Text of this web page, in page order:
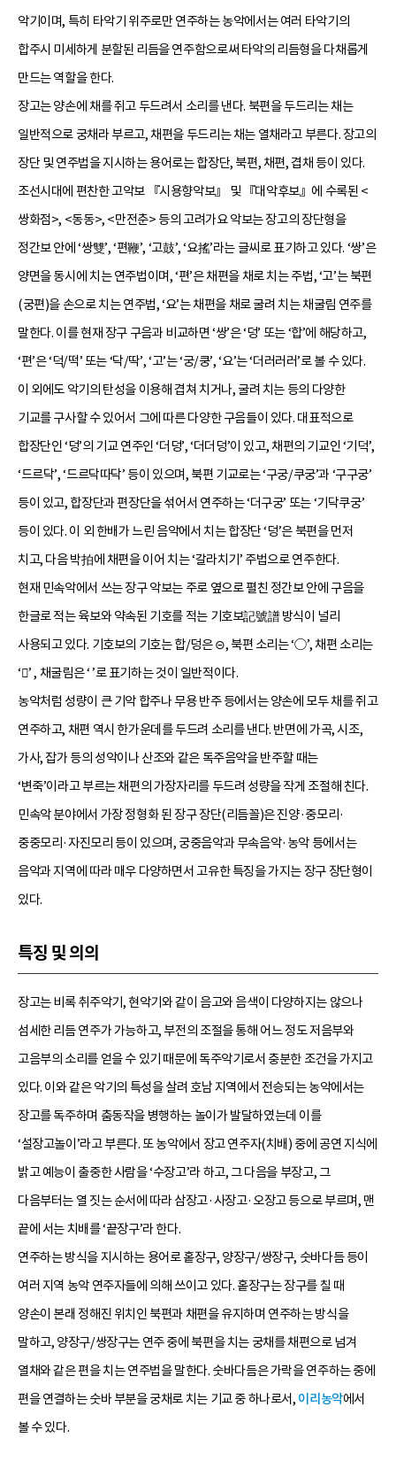
악기이며, 특히 타악기 위주로만 연주하는 농악에서는 여러 타악기의
합주시 미세하게 분할된 리듬을 연주함으로써 타악의 리듬형을 다채롭게
만드는 역할을 한다.
장고는 양손에 채를 쥐고 두드려서 소리를 낸다. 북편을 두드리는 채는
일반적으로 궁채라 부르고, 채편을 두드리는 채는 열채라고 부른다. 장고의
장단 및 연주법을 지시하는 용어로는 합장단, 북편, 채편, 겹채 등이 있다.
조선시대에 편찬한 고악보 『시용향악보』 및 『대악후보』에 수록된 <
쌍화점>, <동동>, <만전춘> 등의 고려가요 악보는 장고의 장단형을
정간보 안에 ‘쌍雙’, ‘편鞭’, ‘고鼓’, ‘요搖’라는 글씨로 표기하고 있다. ‘쌍’은
양면을 동시에 치는 연주법이며, ‘편’은 채편을 채로 치는 주법, ‘고’는 북편
(궁편)을 손으로 치는 연주법, ‘요’는 채편을 채로 굴려 치는 채굴림 연주를
말한다. 이를 현재 장구 구음과 비교하면 ‘쌍’은 ‘덩’ 또는 ‘합’에 해당하고,
‘편’은 ‘덕/떡’ 또는 ‘닥/딱’, ‘고’는 ‘궁/쿵’, ‘요’는 ‘더러러러’로 볼 수 있다.
이 외에도 악기의 탄성을 이용해 겹쳐 치거나, 굴려 치는 등의 다양한
기교를 구사할 수 있어서 그에 따른 다양한 구음들이 있다. 대표적으로
합장단인 ‘덩’의 기교 연주인 ‘더덩’, ‘더더덩’이 있고, 채편의 기교인 ‘기덕’,
‘드르닥’, ‘드르닥따닥’ 등이 있으며, 북편 기교로는 ‘구궁/쿠궁’과 ‘구구궁’
등이 있고, 합장단과 편장단을 섞어서 연주하는 ‘더구궁’ 또는 ‘기닥쿠궁’
등이 있다. 이 외 한배가 느린 음악에서 치는 합장단 ‘덩’은 북편을 먼저
치고, 다음 박拍에 채편을 이어 치는 ‘갈라치기’ 주법으로 연주한다.
현재 민속악에서 쓰는 장구 악보는 주로 옆으로 펼친 정간보 안에 구음을
한글로 적는 육보와 약속된 기호를 적는 기호보記號譜 방식이 널리
사용되고 있다. 기호보의 기호는 합/덩은 ⊝, 북편 소리는 ‘○’, 채편 소리는
‘󰠾’ , 채굴림은 ‘ ’로 표기하는 것이 일반적이다.
농악처럼 성량이 큰 기악 합주나 무용 반주 등에서는 양손에 모두 채를 쥐고
연주하고, 채편 역시 한가운데를 두드려 소리를 낸다. 반면에 가곡, 시조,
가사, 잡가 등의 성악이나 산조와 같은 독주음악을 반주할 때는
‘변죽’이라고 부르는 채편의 가장자리를 두드려 성량을 작게 조절해 친다.
민속악 분야에서 가장 정형화 된 장구 장단(리듬꼴)은 진양·중모리·
중중모리·자진모리 등이 있으며, 궁중음악과 무속음악·농악 등에서는
음악과 지역에 따라 매우 다양하면서 고유한 특징을 가지는 장구 장단형이
있다.
특징 및 의의
장고는 비록 취주악기, 현악기와 같이 음고와 음색이 다양하지는 않으나
섬세한 리듬 연주가 가능하고, 부전의 조절을 통해 어느 정도 저음부와
고음부의 소리를 얻을 수 있기 때문에 독주악기로서 충분한 조건을 가지고
있다. 이와 같은 악기의 특성을 살려 호남 지역에서 전승되는 농악에서는
장고를 독주하며 춤동작을 병행하는 놀이가 발달하였는데 이를
‘설장고놀이’라고 부른다. 또 농악에서 장고 연주자(치배) 중에 공연 지식에
밝고 예능이 출중한 사람을 ‘수장고’라 하고, 그 다음을 부장고, 그
다음부터는 열 짓는 순서에 따라 삼장고·사장고·오장고 등으로 부르며, 맨
끝에 서는 치배를 ‘끝장구’라 한다.
연주하는 방식을 지시하는 용어로 홑장구, 양장구/쌍장구, 숫바다듬 등이
여러 지역 농악 연주자들에 의해 쓰이고 있다. 홑장구는 장구를 칠 때
양손이 본래 정해진 위치인 북편과 채편을 유지하며 연주하는 방식을
말하고, 양장구/쌍장구는 연주 중에 북편을 치는 궁채를 채편으로 넘겨
열채와 같은 편을 치는 연주법을 말한다. 숫바다듬은 가락을 연주하는 중에
편을 연결하는 숫바 부분을 궁채로 치는 기교 중 하나로서, 이리농악에서
볼 수 있다.